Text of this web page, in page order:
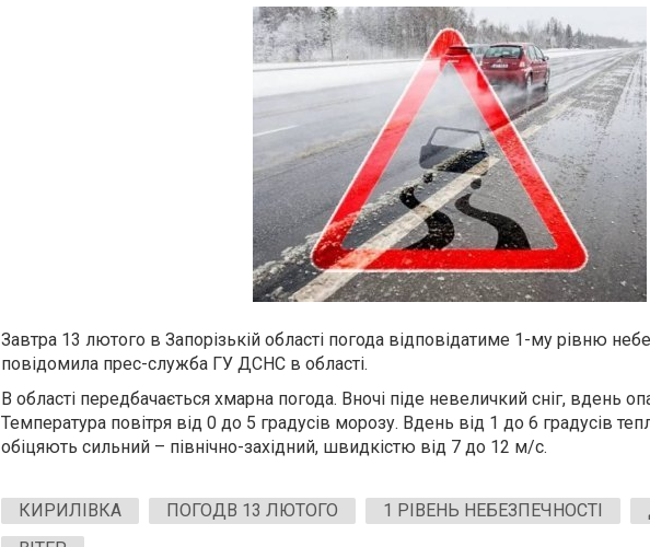
Завтра 13 лютого в Запорізькій області погода відповідатиме 1-му рівню
повідомила прес-служба ГУ ДСНС в області.
В області передбачається хмарна погода. Вночі піде невеличкий сніг, вдень
Температура повітря від 0 до 5 градусів морозу. Вдень від 1 до 6 градусів
обіцяють сильний – північно-західний, швидкістю від 7 до 12 м/с.
КИРИЛІВКА ПОГОДВ 13 ЛЮТОГО 1 РІВЕНЬ НЕБЕЗПЕЧНОСТІ